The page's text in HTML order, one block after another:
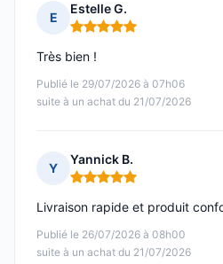
E
Estelle G.
Note : 5 sur 5
Publié le 29/07/2026 à 07h06
suite à un achat du 21/07/2026
Très bien !
Y
Yannick B.
Note : 5 sur 5
Publié le 26/07/2026 à 08h00
suite à un achat du 21/07/2026
Livraison rapide et produit